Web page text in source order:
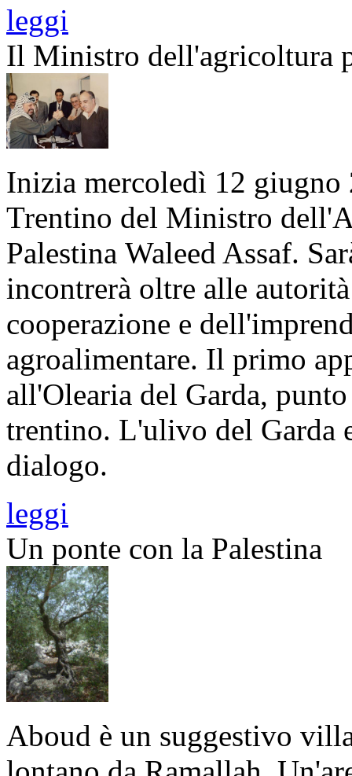
leggi
Il Ministro dell'agricoltura
Inizia mercoledì 12
Trentino del Ministro
Palestina Waleed Assaf.
incontrerà oltre alle
cooperazione e
agroalimentare. Il primo
all'Olearia del Garda,
trentino. L'ulivo del Garda
dialogo.
leggi
Un ponte con la Palestina
Aboud è un suggestivo